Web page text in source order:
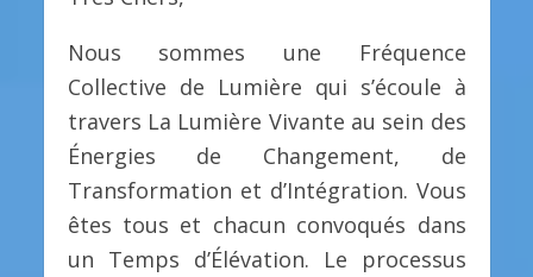
Nous sommes une Fréquence
Collective de Lumière qui s’écoule à
travers La Lumière Vivante au sein des
Énergies de Changement, de
Transformation et d’Intégration. Vous
êtes tous et chacun convoqués dans
un Temps d’Élévation. Le processus